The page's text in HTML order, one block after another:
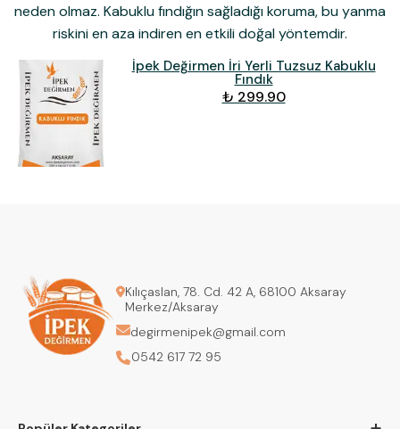
neden olmaz. Kabuklu fındığın sağladığı koruma, bu yanma
riskini en aza indiren en etkili doğal yöntemdir.
İpek Değirmen İri Yerli Tuzsuz Kabuklu
Fındık
₺ 299.90
Kılıçaslan, 78. Cd. 42 A, 68100 Aksaray
Merkez/Aksaray
degirmenipek@gmail.com
0542 617 72 95